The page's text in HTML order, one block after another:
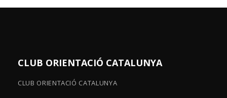
CLUB ORIENTACIÓ CATALUNYA
CLUB ORIENTACIÓ CATALUNYA